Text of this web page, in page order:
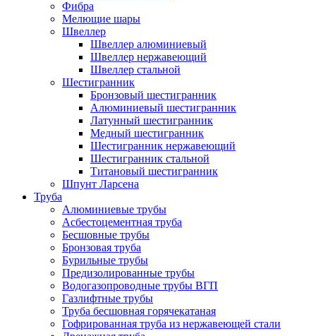
Фибра
Мелющие шары
Швеллер
Швеллер алюминиевый
Швеллер нержавеющий
Швеллер стальной
Шестигранник
Бронзовый шестигранник
Алюминиевый шестигранник
Латунный шестигранник
Медный шестигранник
Шестигранник нержавеющий
Шестигранник стальной
Титановый шестигранник
Шпунт Ларсена
Труба
Алюминиевые трубы
Асбестоцементная труба
Бесшовные трубы
Бронзовая труба
Бурильные трубы
Предизолированные трубы
Водогазопроводные трубы ВГП
Газлифтные трубы
Труба бесшовная горячекатаная
Гофрированная труба из нержавеющей стали